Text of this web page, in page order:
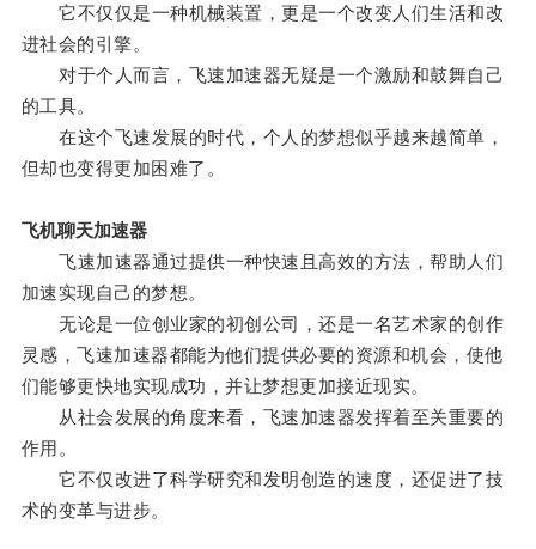
它不仅仅是一种机械装置，更是一个改变人们生活和改
进社会的引擎。
对于个人而言，飞速加速器无疑是一个激励和鼓舞自己
的工具。
在这个飞速发展的时代，个人的梦想似乎越来越简单，
但却也变得更加困难了。
飞机聊天加速器
飞速加速器通过提供一种快速且高效的方法，帮助人们
加速实现自己的梦想。
无论是一位创业家的初创公司，还是一名艺术家的创作
灵感，飞速加速器都能为他们提供必要的资源和机会，使他
们能够更快地实现成功，并让梦想更加接近现实。
从社会发展的角度来看，飞速加速器发挥着至关重要的
作用。
它不仅改进了科学研究和发明创造的速度，还促进了技
术的变革与进步。